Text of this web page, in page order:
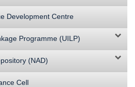
Development Centre
Programme (UILP)
(NAD)
Cell